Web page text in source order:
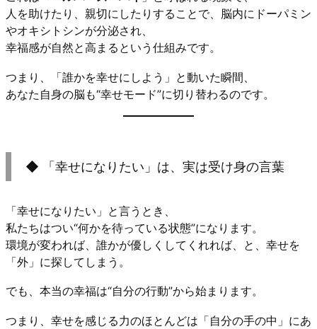
人を助けたり、親切にしたりすることで、脳内にドーパミン
やオキシトシンが分泌され、
幸福感が自然と高まるという仕組みです。
つまり、「誰かを幸せにしよう」と動いた瞬間、
あなた自身の脳も“幸せモード”に切り替わるのです。
◆ 「幸せになりたい」は、実は受け身の言葉
「幸せになりたい」と言うとき、
私たちはつい“何かを待っている状態”になります。
環境が変われば、誰かが優しくしてくれれば、と、幸せを
「外」に探してしまう。
でも、本当の幸福は“自分の行動”から始まります。
つまり、幸せを感じる力のほとんどは「自分の手の中」にあ